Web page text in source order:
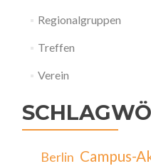
Regionalgruppen
Treffen
Verein
Berlin Campus-